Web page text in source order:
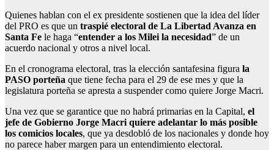
Quienes hablan con el ex presidente sostienen que la idea del líder
del PRO es que un traspié electoral de La Libertad Avanza en
Santa Fe le haga “entender a los Milei la necesidad” de un
acuerdo nacional y otros a nivel local.
En el cronograma electoral, tras la elección santafesina figura la
PASO porteña que tiene fecha para el 29 de ese mes y que la
legislatura porteña se apresta a suspender como quiere Jorge Macri.
Una vez que se garantice que no habrá primarias en la Capital, el
jefe de Gobierno Jorge Macri quiere adelantar lo más posible
los comicios locales, que ya desdobló de los nacionales y donde hoy
no parece haber margen para un entendimiento electoral.